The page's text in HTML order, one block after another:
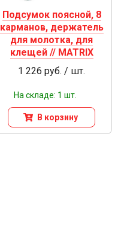
Подсумок поясной, 8
карманов, держатель
для молотка, для
клещей // MATRIX
1 226 руб. / шт.
На складе: 1 шт.
В корзину